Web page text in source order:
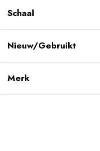
Schaal
Nieuw/Gebruikt
Merk